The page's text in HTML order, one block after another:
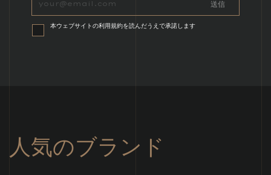
本ウェブサイトの利用規約を読んだうえで承諾します
人気のブランド